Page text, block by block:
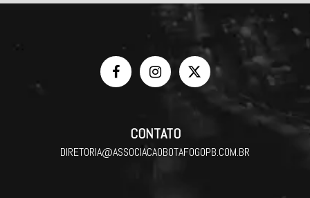
CONTATO
DIRETORIA@ASSOCIACAOBOTAFOGOPB.COM.BR